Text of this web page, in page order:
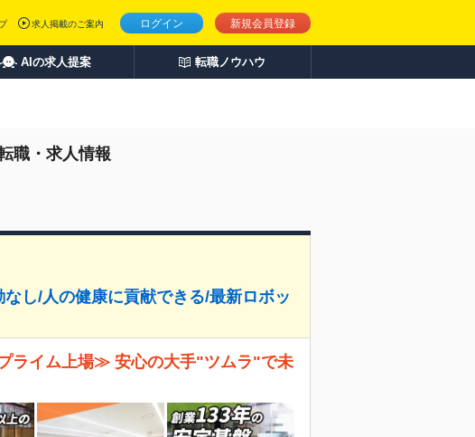
ログイン 新規会員登録
求人掲載のご案内
AIの求人提案 転職ノウハウ
職・求人情報
し/人の健康に貢献できる/最新ロボッ
ライム上場≫ 安心の大手"ツムラ"で未